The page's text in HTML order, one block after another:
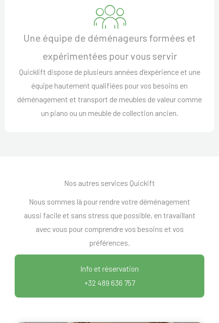
Une équipe de déménageurs formées et
expérimentées pour vous servir
Quicklift dispose de plusieurs années d'expérience et une
équipe hautement qualifiées pour vos besoins en
déménagement et transport de meubles de valeur comme
un piano ou un meuble de collection ancien.
Nos autres services Quickift
Nous sommes là pour rendre votre déménagement
aussi facile et sans stress que possible, en travaillant
avec vous pour comprendre vos besoins et vos
préférences.
Info et réservation
+32 489 636 757